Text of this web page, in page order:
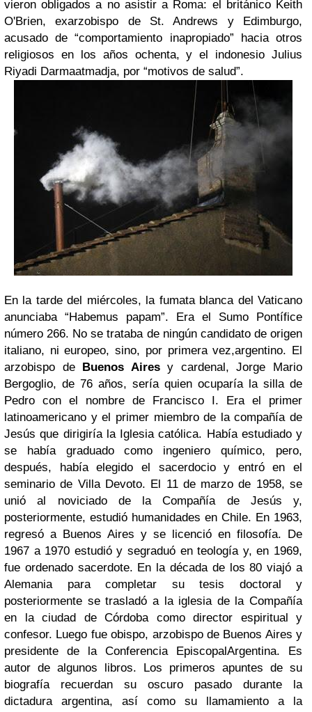
vieron obligados a no asistir a Roma: el británico Keith
O'Brien, exarzobispo de St. Andrews y Edimburgo,
acusado de “comportamiento inapropiado” hacia otros
religiosos en los años ochenta, y el indonesio Julius
Riyadi Darmaatmadja, por “motivos de salud”.
En la tarde del miércoles, la fumata blanca del Vaticano
anunciaba “Habemus papam”. Era el Sumo Pontífice
número 266. No se trataba de ningún candidato de origen
italiano, ni europeo, sino, por primera vez,argentino. El
arzobispo de Buenos Airesy cardenal, Jorge Mario
Bergoglio, de 76 años, sería quien ocuparía la silla de
Pedro con el nombre de Francisco I. Era el primer
latinoamericano y el primer miembro de la compañía de
Jesús que dirigiría la Iglesia católica. Había estudiado y
se había graduado como ingeniero químico, pero,
después, había elegido el sacerdocio y entró en el
seminario de Villa Devoto. El 11 de marzo de 1958, se
unió al noviciado de la Compañía de Jesús y,
posteriormente, estudió humanidades en Chile. En 1963,
regresó a Buenos Aires y se licenció en filosofía. De
1967 a 1970 estudió y segraduó en teología y, en 1969,
fue ordenado sacerdote. En la década de los 80 viajó a
Alemania para completar su tesis doctoral y
posteriormente se trasladó a la iglesia de la Compañía
en la ciudad de Córdoba como director espiritual y
confesor. Luego fue obispo, arzobispo de Buenos Aires y
presidente de la Conferencia EpiscopalArgentina. Es
autor de algunos libros. Los primeros apuntes de su
biografía recuerdan su oscuro pasado durante la
dictadura argentina, así como su llamamiento a la